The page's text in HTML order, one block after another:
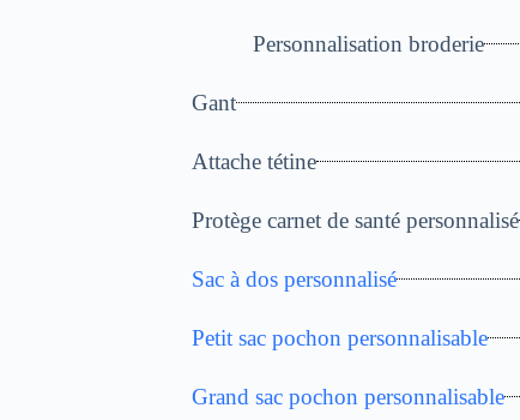
Personnalisation broderie
Gant
Attache tétine
Protège carnet de santé personnalisé
Sac à dos personnalisé
Petit sac pochon personnalisable
Grand sac pochon personnalisable